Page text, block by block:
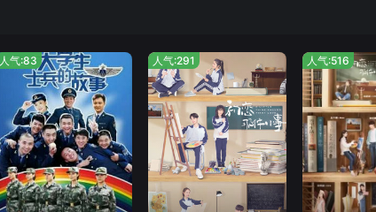
人气:83 人气:291 人气:516